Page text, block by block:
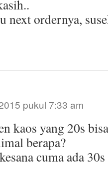
next ordernya,
pukul 7:33 am
kaos yang 20s
berapa?
cuma ada 30s